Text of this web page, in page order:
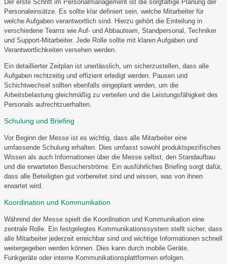
Der erste Schritt im Personalmanagement ist die sorgfältige Planung der
Personaleinsätze. Es sollte klar definiert sein, welche Mitarbeiter für
welche Aufgaben verantwortlich sind. Hierzu gehört die Einteilung in
verschiedene Teams wie Auf- und Abbauteam, Standpersonal, Techniker
und Support-Mitarbeiter. Jede Rolle sollte mit klaren Aufgaben und
Verantwortlichkeiten versehen werden.
Ein detaillierter Zeitplan ist unerlässlich, um sicherzustellen, dass alle
Aufgaben rechtzeitig und effizient erledigt werden. Pausen und
Schichtwechsel sollten ebenfalls eingeplant werden, um die
Arbeitsbelastung gleichmäßig zu verteilen und die Leistungsfähigkeit des
Personals aufrechtzuerhalten.
Schulung und Briefing
Vor Beginn der Messe ist es wichtig, dass alle Mitarbeiter eine
umfassende Schulung erhalten. Dies umfasst sowohl produktspezifisches
Wissen als auch Informationen über die Messe selbst, den Standaufbau
und die erwarteten Besucherströme. Ein ausführliches Briefing sorgt dafür,
dass alle Beteiligten gut vorbereitet sind und wissen, was von ihnen
erwartet wird.
Koordination und Kommunikation
Während der Messe spielt die Koordination und Kommunikation eine
zentrale Rolle. Ein festgelegtes Kommunikationssystem stellt sicher, dass
alle Mitarbeiter jederzeit erreichbar sind und wichtige Informationen schnell
weitergegeben werden können. Dies kann durch mobile Geräte,
Funkgeräte oder interne Kommunikationsplattformen erfolgen.